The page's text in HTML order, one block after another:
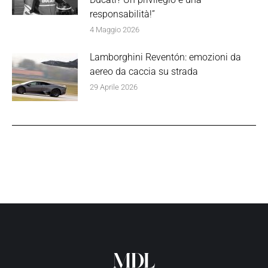
responsabilità!”
4 Maggio 2026
Lamborghini Reventón: emozioni da
aereo da caccia su strada
29 Aprile 2026